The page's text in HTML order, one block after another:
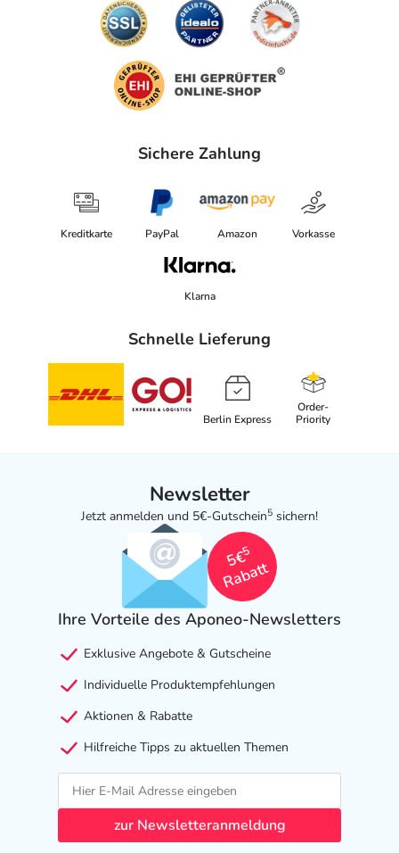
Sichere Zahlung
Kreditkarte PayPal Amazon Vorkasse
Klarna
Schnelle Lieferung
Berlin Express
Order-
Priority
Newsletter
Jetzt anmelden und 5€-Gutschein5 sichern!
5€
5
Rabatt
Ihre Vorteile des Aponeo-Newsletters
Exklusive Angebote & Gutscheine
Individuelle Produktempfehlungen
Aktionen & Rabatte
Hilfreiche Tipps zu aktuellen Themen
zur Newsletteranmeldung